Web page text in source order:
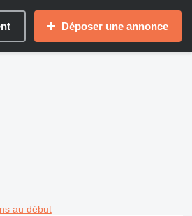
Déposer une annonce
au début